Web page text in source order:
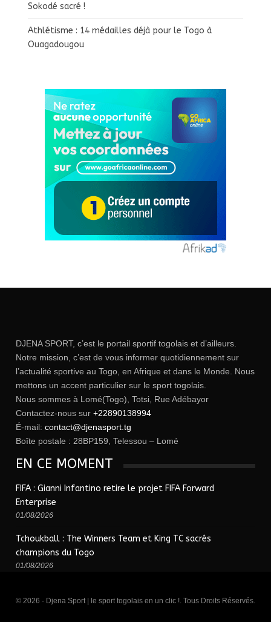
Sokodé sacré !
Athlétisme : 14 médailles déjà pour le Togo à
Ouagadougou
DJENA SPORT, c’est le portail sportif togolais et d’ailleurs.
Notre mission, c’est de vous informer quotidiennement sur
l’actualité sportive au Togo, en Afrique et dans le Monde. Nous
mettons un accent particulier sur le sport togolais.
Nous sommes à Lomé(Togo), Totsi, Rue Adébayor
Contactez-nous sur +22890138994
É-mail: contact@djenasport.tg
Boîte postale : 28BP159, Telessou – Lomé
EN CE MOMENT
FIFA : Gianni Infantino retire le projet FIFA Forward
Enterprise
01/08/2026
Tchoukball : The Winners Team et King TC sacrés
champions du Togo
01/08/2026
© 2026 - Djena Sport | le sport togolais en un clic !. Tous Droits Réservés.